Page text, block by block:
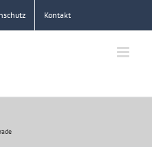
Kontakt